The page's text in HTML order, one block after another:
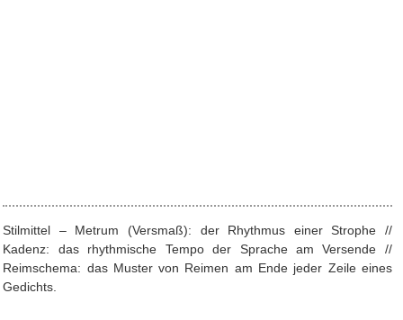
Stilmittel – Metrum (Versmaß): der Rhythmus einer Strophe //
Kadenz: das rhythmische Tempo der Sprache am Versende //
Reimschema: das Muster von Reimen am Ende jeder Zeile eines
Gedichts.